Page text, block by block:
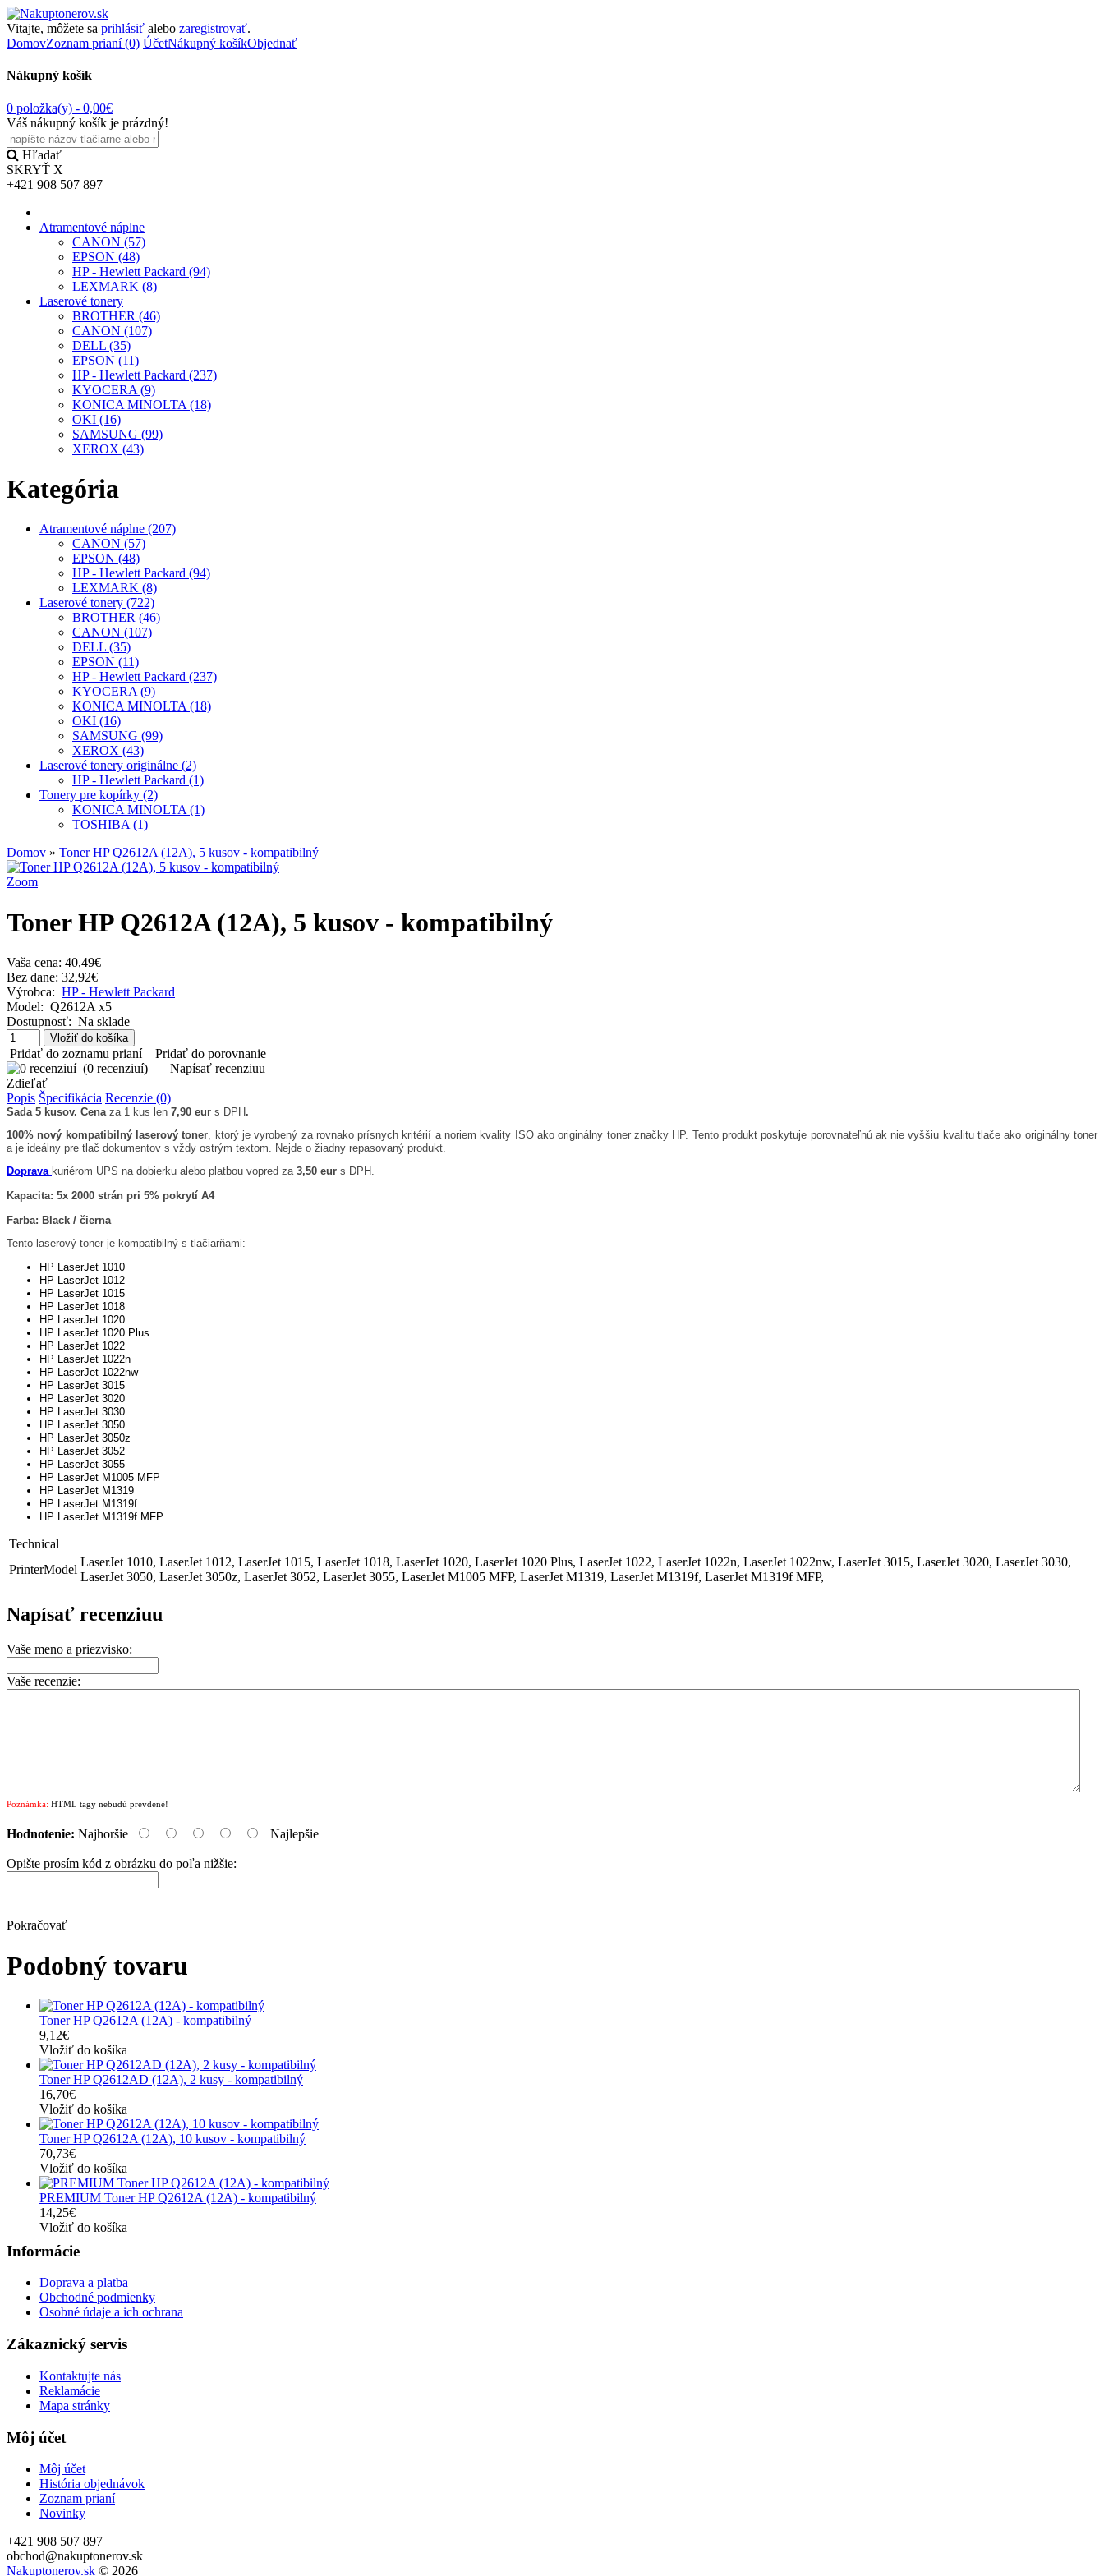
Vitajte, môžete sa prihlásiť alebo zaregistrovať.
DomovZoznam prianí (0) ÚčetNákupný košíkObjednať
Nákupný košík
0 položka(y) - 0,00€
Váš nákupný košík je prázdný!
Hľadať
SKRYŤ X
+421 908 507 897
Atramentové náplne
CANON (57)
EPSON (48)
HP - Hewlett Packard (94)
LEXMARK (8)
Laserové tonery
BROTHER (46)
CANON (107)
DELL (35)
EPSON (11)
HP - Hewlett Packard (237)
KYOCERA (9)
KONICA MINOLTA (18)
OKI (16)
SAMSUNG (99)
XEROX (43)
Kategória
Atramentové náplne (207)
CANON (57)
EPSON (48)
HP - Hewlett Packard (94)
LEXMARK (8)
Laserové tonery (722)
BROTHER (46)
CANON (107)
DELL (35)
EPSON (11)
HP - Hewlett Packard (237)
KYOCERA (9)
KONICA MINOLTA (18)
OKI (16)
SAMSUNG (99)
XEROX (43)
Laserové tonery originálne (2)
HP - Hewlett Packard (1)
Tonery pre kopírky (2)
KONICA MINOLTA (1)
TOSHIBA (1)
Domov » Toner HP Q2612A (12A), 5 kusov - kompatibilný
Zoom
Toner HP Q2612A (12A), 5 kusov - kompatibilný
Vaša cena: 40,49€
Bez dane: 32,92€
Výrobca: HP - Hewlett Packard
Model: Q2612A x5
Dostupnosť: Na sklade
Pridať do zoznamu prianí
Pridať do porovnanie
(0 recenziuí) |
Napísať recenziuu
Zdieľať
Popis Špecifikácia Recenzie (0)
Sada 5 kusov. Cena za 1 kus len 7,90 eur s DPH.
100% nový kompatibilný laserový toner, ktorý je vyrobený za rovnako prísnych kritérií a noriem kvality ISO ako originálny toner značky HP. Tento produkt poskytuje porovnateľnú ak nie vyššiu kvalitu tlače ako originálny toner
a je ideálny pre tlač dokumentov s vždy ostrým textom. Nejde o žiadny repasovaný produkt.
Doprava kuriérom UPS na dobierku alebo platbou vopred za 3,50 eur s DPH.
Kapacita: 5x 2000 strán pri 5% pokrytí A4
Farba: Black / čierna
Tento laserový toner je kompatibilný s tlačiarňami:
HP LaserJet 1010
HP LaserJet 1012
HP LaserJet 1015
HP LaserJet 1018
HP LaserJet 1020
HP LaserJet 1020 Plus
HP LaserJet 1022
HP LaserJet 1022n
HP LaserJet 1022nw
HP LaserJet 3015
HP LaserJet 3020
HP LaserJet 3030
HP LaserJet 3050
HP LaserJet 3050z
HP LaserJet 3052
HP LaserJet 3055
HP LaserJet M1005 MFP
HP LaserJet M1319
HP LaserJet M1319f
HP LaserJet M1319f MFP
Technical
PrinterModel
LaserJet 1010, LaserJet 1012, LaserJet 1015, LaserJet 1018, LaserJet 1020, LaserJet 1020 Plus, LaserJet 1022, LaserJet 1022n, LaserJet 1022nw, LaserJet 3015, LaserJet 3020, LaserJet 3030,
LaserJet 3050, LaserJet 3050z, LaserJet 3052, LaserJet 3055, LaserJet M1005 MFP, LaserJet M1319, LaserJet M1319f, LaserJet M1319f MFP,
Napísať recenziuu
Vaše meno a priezvisko:
Vaše recenzie:
Poznámka: HTML tagy nebudú prevdené!
Hodnotenie: Najhoršie Najlepšie
Opište prosím kód z obrázku do poľa nižšie:
Pokračovať
Podobný tovaru
Toner HP Q2612A (12A) - kompatibilný
9,12€
Vložiť do košíka
Toner HP Q2612AD (12A), 2 kusy - kompatibilný
16,70€
Vložiť do košíka
Toner HP Q2612A (12A), 10 kusov - kompatibilný
70,73€
Vložiť do košíka
PREMIUM Toner HP Q2612A (12A) - kompatibilný
14,25€
Vložiť do košíka
Informácie
Doprava a platba
Obchodné podmienky
Osobné údaje a ich ochrana
Zákaznický servis
Kontaktujte nás
Reklamácie
Mapa stránky
Môj účet
Môj účet
História objednávok
Zoznam prianí
Novinky
+421 908 507 897
obchod@nakuptonerov.sk
Nakuptonerov.sk © 2026